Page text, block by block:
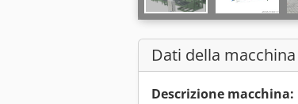
Dati della macchina
Descrizione macchina: